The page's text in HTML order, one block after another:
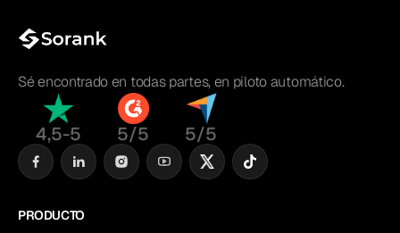
Sé encontrado en todas partes, en piloto automático.
4,5-5 5/5 5/5
PRODUCTO